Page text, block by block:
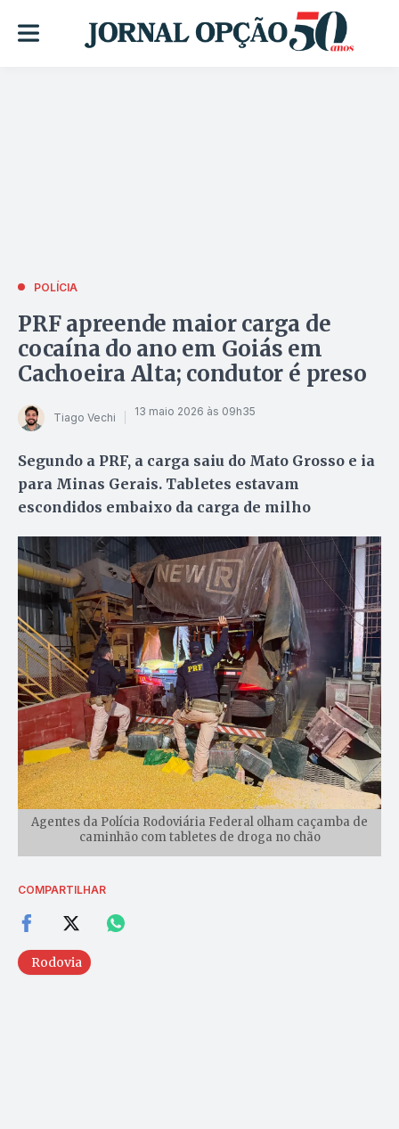
POLÍCIA
PRF apreende maior carga de
cocaína do ano em Goiás em
Cachoeira Alta; condutor é preso
Tiago Vechi 13 maio 2026 às 09h35
Segundo a PRF, a carga saiu do Mato Grosso e ia
para Minas Gerais. Tabletes estavam
escondidos embaixo da carga de milho
Agentes da Polícia Rodoviária Federal olham caçamba de
caminhão com tabletes de droga no chão
COMPARTILHAR
Rodovia